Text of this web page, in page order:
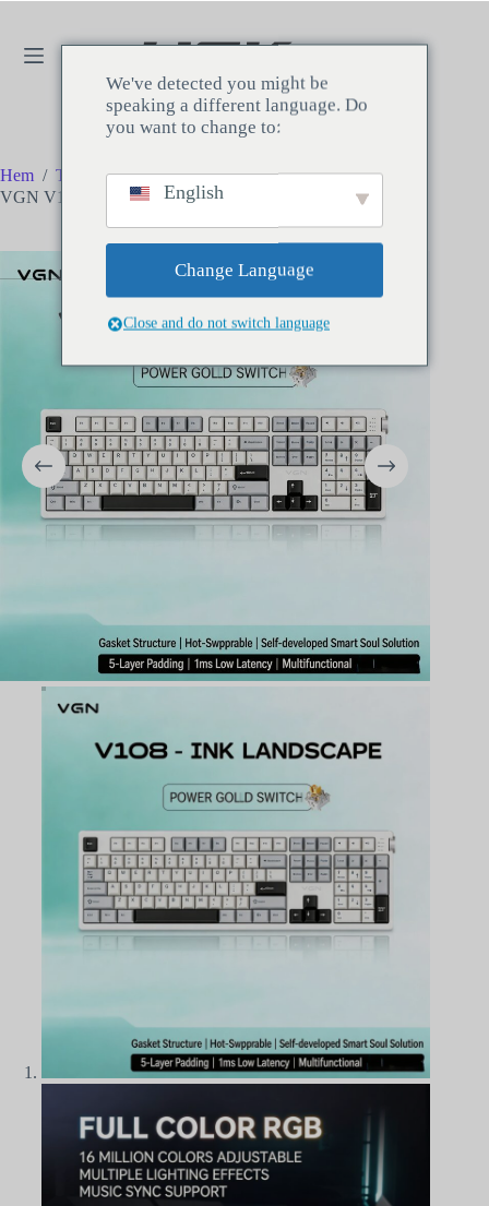
Hem / Tangentbord / Fullstort tangentbord /
VGN V108 mekaniskt tangentbord
We've detected you might be
speaking a different language. Do
you want to change to:
English
Change Language
Close and do not switch language